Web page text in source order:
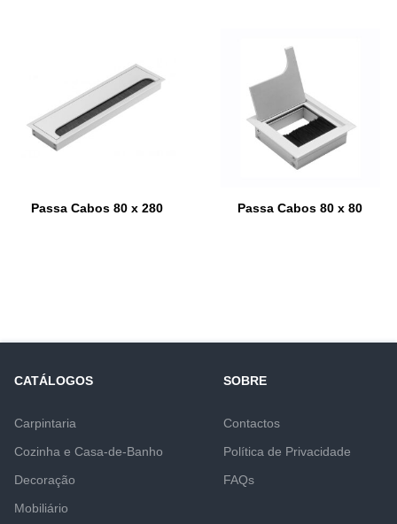
Passa Cabos 80 x 280 Passa Cabos 80 x 80
CATÁLOGOS
Carpintaria
Cozinha e Casa-de-Banho
Decoração
Mobiliário
SOBRE
Contactos
Política de Privacidade
FAQs